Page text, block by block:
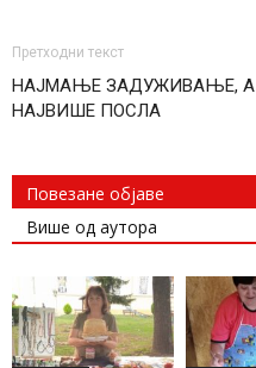
Претходни текст
НАЈМАЊЕ ЗАДУЖИВАЊЕ, А
НАЈВИШЕ ПОСЛА
Повезане објаве
Више од аутора